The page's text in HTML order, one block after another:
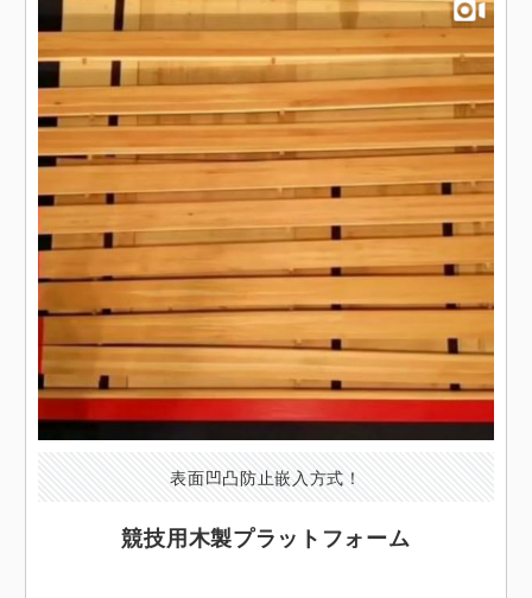
表面凹凸防止嵌入方式！
競技用木製プラットフォーム